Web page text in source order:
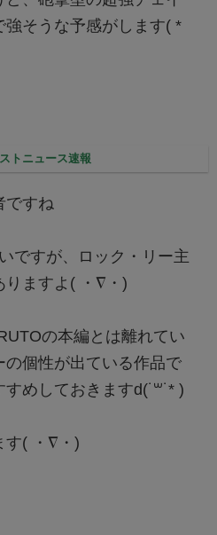
強そうな予感がします( *
トニュース速報
ですね
ですが、ロック・リー主
りますよ( ・∇・)
の本編とは離れてい
の個性が出ている作品で
めしておきますd(˙꒳​˙* )
す( ・∇・)